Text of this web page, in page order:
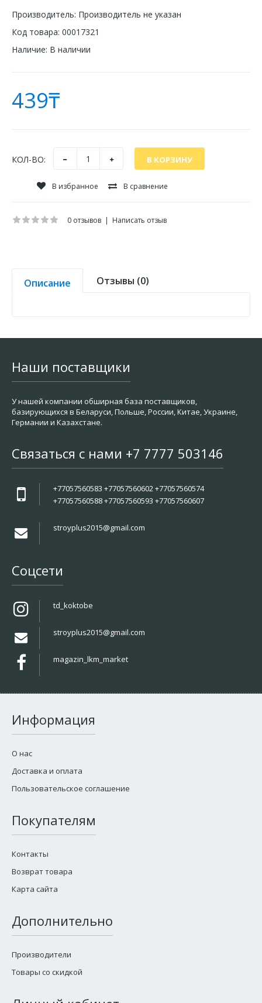
Производитель: Производитель не указан
Код товара: 00017321
Наличие: В наличии
439₸
КОЛ-ВО:
В избранное В сравнение
0 отзывов | Написать отзыв
Описание Отзывы (0)
Наши поставщики
У нашей компании обширная база поставщиков,
базирующихся в Беларуси, Польше, России, Китае, Украине,
Германии и Казахстане.
Связаться с нами +7 7777 503146
+77057560583 +77057560602 +77057560574
+77057560588 +77057560593 +77057560607
stroyplus2015@gmail.com
Соцсети
td_koktobe
stroyplus2015@gmail.com
magazin_lkm_market
Информация
О нас
Доставка и оплата
Пользовательское соглашение
Покупателям
Контакты
Возврат товара
Карта сайта
Дополнительно
Производители
Товары со скидкой